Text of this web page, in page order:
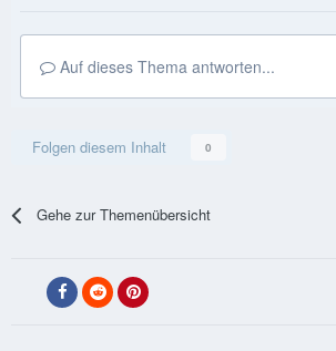
Auf dieses Thema antworten...
Folgen diesem Inhalt 0
Gehe zur Themenübersicht